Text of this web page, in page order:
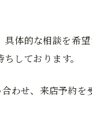
具体的な相談を希
しております。
わせ、来店予約を